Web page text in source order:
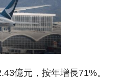
億元，按年增長71%。